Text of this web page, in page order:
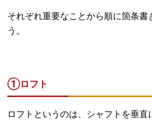
それぞれ重要なことから順に箇条書
う。
①ロフト
ロフトというのは、シャフトを垂直